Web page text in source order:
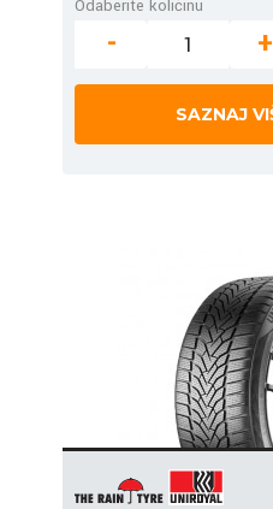
Odaberite količinu
- +
SAZNAJ